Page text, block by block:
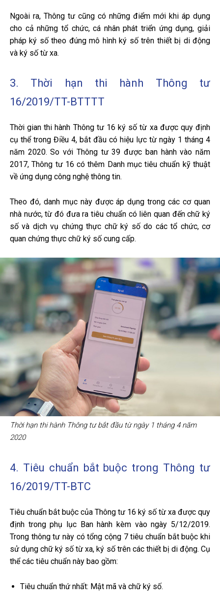
Ngoài ra, Thông tư cũng có những điểm mới khi áp dụng
cho cả những tổ chức, cá nhân phát triển ứng dụng, giải
pháp ký số theo đúng mô hình ký số trên thiết bị di động
và ký số từ xa.
3. Thời hạn thi hành Thông tư
16/2019/TT-BTTTT
Thời gian thi hành Thông tư 16 ký số từ xa được quy định
cụ thể trong Điều 4, bắt đầu có hiệu lực từ ngày 1 tháng 4
năm 2020. So với Thông tư 39 được ban hành vào năm
2017, Thông tư 16 có thêm Danh mục tiêu chuẩn kỹ thuật
về ứng dụng công nghệ thông tin.
Theo đó, danh mục này được áp dụng trong các cơ quan
nhà nước, từ đó đưa ra tiêu chuẩn có liên quan đến chữ ký
số và dịch vụ chứng thực chữ ký số do các tổ chức, cơ
quan chứng thực chữ ký số cung cấp.
Thời hạn thi hành Thông tư bắt đầu từ ngày 1 tháng 4 năm
2020
4. Tiêu chuẩn bắt buộc trong Thông tư
16/2019/TT-BTC
Tiêu chuẩn bắt buộc của Thông tư 16 ký số từ xa được quy
định trong phụ lục Ban hành kèm vào ngày 5/12/2019.
Trong thông tư này có tổng cộng 7 tiêu chuẩn bắt buộc khi
sử dụng chữ ký số từ xa, ký số trên các thiết bị di động. Cụ
thể các tiêu chuẩn này bao gồm:
Tiêu chuẩn thứ nhất: Mật mã và chữ ký số.